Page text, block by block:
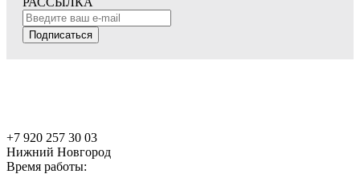
Подписаться
+7 920 257 30 03
Нижний Новгород
Время работы: